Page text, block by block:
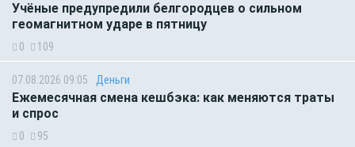
Учёные предупредили белгородцев о сильном
геомагнитном ударе в пятницу
0 109
07.08.2026 09:05 Деньги
Ежемесячная смена кешбэка: как меняются траты
и спрос
0 95